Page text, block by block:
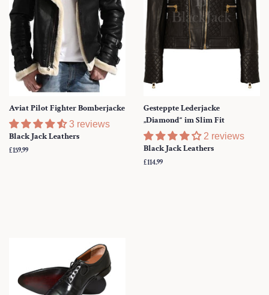
Aviat Pilot Fighter Bomberjacke
3 reviews
Black Jack Leathers
Normaler
£159.99
Gesteppte Lederjacke
„Diamond“ im Slim Fit
2 reviews
Black Jack Leathers
Normaler
£114.99